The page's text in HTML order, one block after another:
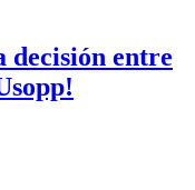
decisión entre